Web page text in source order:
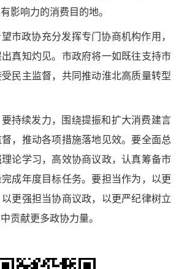
影响力的消费目的地。
市政协充分发挥专门协商机构作用，
真知灼见。市政府将一如既往支持市
民主监督，共同推动淮北高质量转型
持续发力，围绕提振和扩大消费建言
，推动各项措施落地见效。要全面总
论学习，高效协商议政，认真筹备市
成年度目标任务。要担当作为，以更
更强担当协商议政，以更严纪律树立
贡献更多政协力量。